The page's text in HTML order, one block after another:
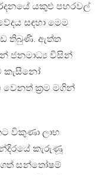
යකුළු පහරවල්
සඳහා මෙම
තිබුණි. ඇත්ත
ජනමාධ්‍ය විසින්
කැසිනෝ
ක‍්‍රම මගින්
විකුණා ලාභ
කැරුණූ
ගත් සන්තෝෂම්